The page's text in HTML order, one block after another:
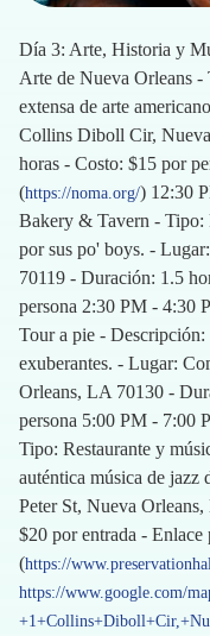
Día 3: Arte, Historia y
Arte de Nueva Orleans
extensa de arte
Collins Diboll Cir,
horas - Costo: $15 por
(https://noma.org/) 12:30
Bakery & Tavern - Tipo:
por sus po' boys. -
70119 - Duración: 1.5
persona 2:30 PM - 4:30
Tour a pie -
exuberantes. - Lugar:
Orleans, LA 70130 -
persona 5:00 PM - 7:00
Tipo: Restaurante y
auténtica música de
Peter St, Nueva
$20 por entrada -
(https://
https://www.google.com/